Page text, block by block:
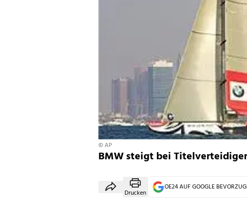
© AP
BMW steigt bei Titelverteidiger
Drucken
OE24 AUF GOOGLE